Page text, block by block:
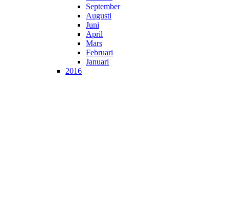
September
Augusti
Juni
April
Mars
Februari
Januari
2016